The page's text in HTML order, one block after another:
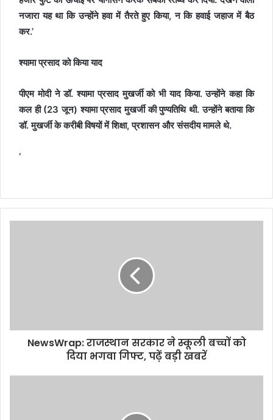
नजारा यह था कि उन्होंने हवा में तैरते हुए किया, न कि हवाई जहाज में बैठ
कर.’
श्यामा प्रसाद को किया याद
पीएम मोदी ने डॉ. श्यामा प्रसाद मुखर्जी को भी याद किया. उन्होंने कहा कि
कल ही (23 जून) श्यामा प्रसाद मुखर्जी की पुण्यतिथि थी. उन्होंने बताया कि
डॉ. मुखर्जी के करीबी विषयों में शिक्षा, प्रशासन और संसदीय मामले थे.
‘
NewsWrap: राजस्थान सरकार ने स्कूली बच्चों को
दिया भगवा गिफ्ट, पढ़ें बड़ी खबरें